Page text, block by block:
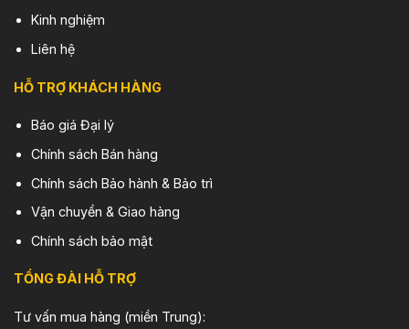
Kinh nghiệm
Liên hệ
HỖ TRỢ KHÁCH HÀNG
Báo giá Đại lý
Chính sách Bán hàng
Chính sách Bảo hành & Bảo trì
Vận chuyển & Giao hàng
Chính sách bảo mật
TỔNG ĐÀI HỖ TRỢ
Tư vấn mua hàng (miền Trung):